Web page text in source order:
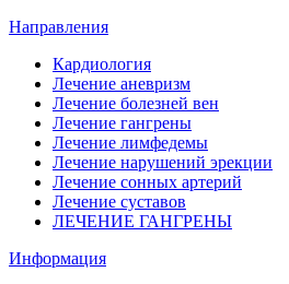
Направления
Кардиология
Лечение аневризм
Лечение болезней вен
Лечение гангрены
Лечение лимфедемы
Лечение нарушений эрекции
Лечение сонных артерий
Лечение суставов
ЛЕЧЕНИЕ ГАНГРЕНЫ
Информация